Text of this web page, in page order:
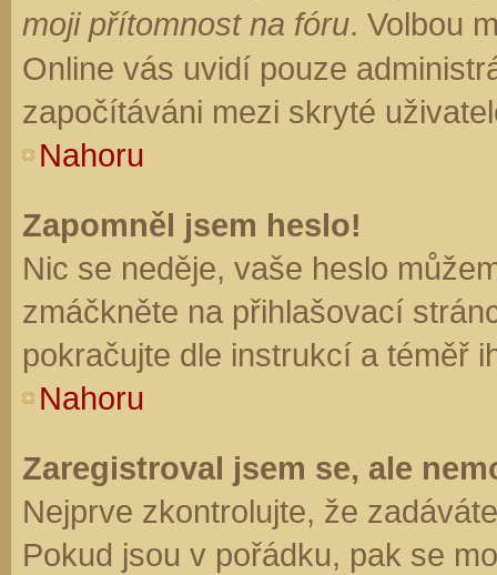
moji přítomnost na fóru. Volbou
Online vás uvidí pouze
započítáváni mezi skryté
Nahoru
Zapomněl jsem heslo!
Nic se neděje, vaše heslo
zmáčkněte na přihlašovací
pokračujte dle instrukcí a téměř
Nahoru
Zaregistroval jsem se, ale
Nejprve zkontrolujte, že
Pokud jsou v pořádku, pak se